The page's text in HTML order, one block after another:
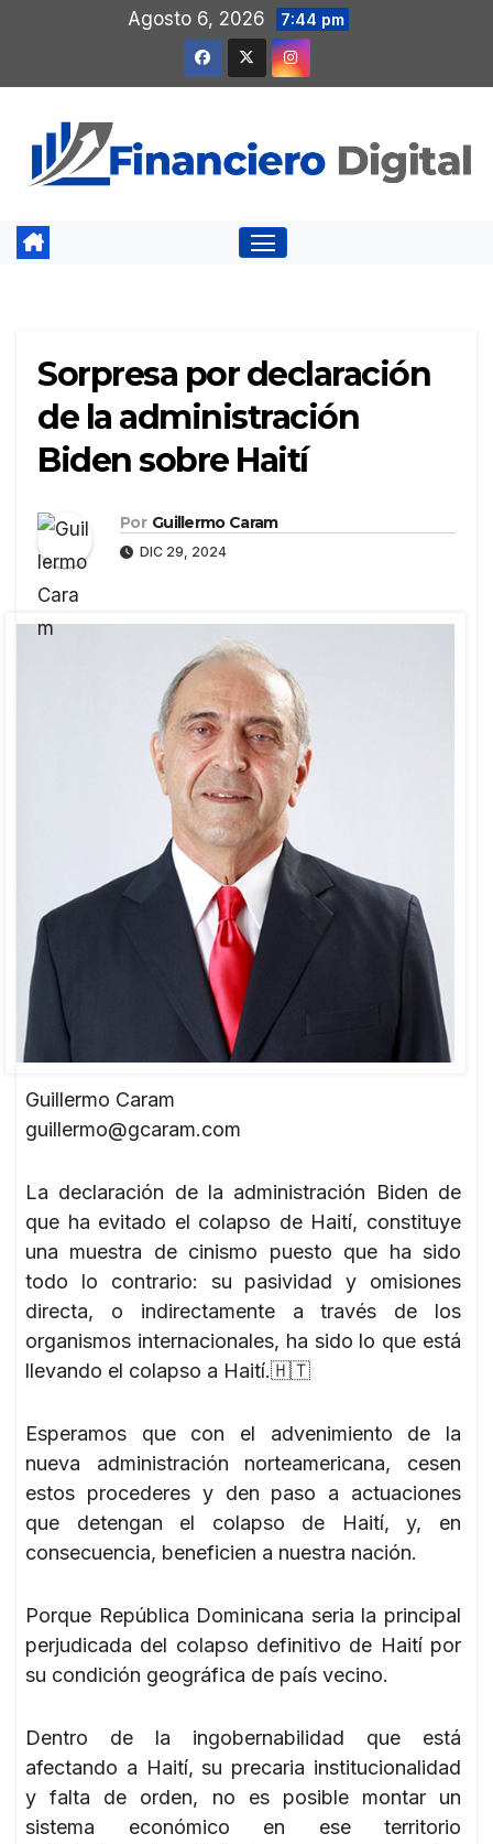
contenido
Agosto 6, 2026 7:44 pm
Sorpresa por declaración
de la administración
Biden sobre Haití
Por Guillermo Caram
DIC 29, 2024
Guillermo Caram
guillermo@gcaram.com
La declaración de la administración Biden de
que ha evitado el colapso de Haití, constituye
una muestra de cinismo puesto que ha sido
todo lo contrario: su pasividad y omisiones
directa, o indirectamente a través de los
organismos internacionales, ha sido lo que está
llevando el colapso a Haití.🇭🇹
Esperamos que con el advenimiento de la
nueva administración norteamericana, cesen
estos procederes y den paso a actuaciones
que detengan el colapso de Haití, y, en
consecuencia, beneficien a nuestra nación.
Porque República Dominicana seria la principal
perjudicada del colapso definitivo de Haití por
su condición geográfica de país vecino.
Dentro de la ingobernabilidad que está
afectando a Haití, su precaria institucionalidad
y falta de orden, no es posible montar un
sistema económico en ese territorio